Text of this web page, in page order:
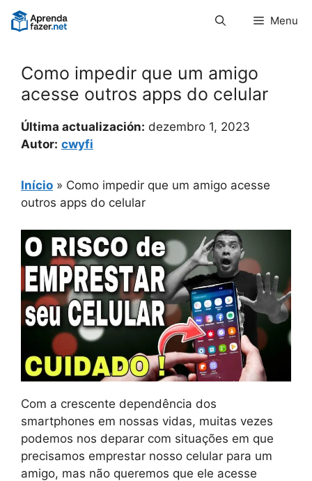
Pular
para
Menu
Como impedir que um amigo
acesse outros apps do celular
Última actualización: dezembro 1, 2023
Autor: cwyfi
Início » Como impedir que um amigo acesse
outros apps do celular
Com a crescente dependência dos
smartphones em nossas vidas, muitas vezes
podemos nos deparar com situações em que
precisamos emprestar nosso celular para um
amigo, mas não queremos que ele acesse